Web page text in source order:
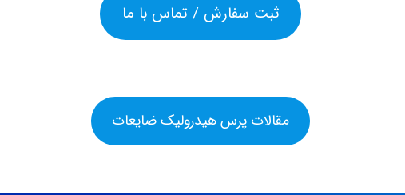
ثبت سفارش / تماس با ما
مقالات پرس هیدرولیک ضایعات